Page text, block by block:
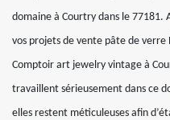
domaine à Courtry dans le 77181.
vos projets de vente pâte de verre
Comptoir art jewelry vintage à
travaillent sérieusement dans ce
elles restent méticuleuses afin